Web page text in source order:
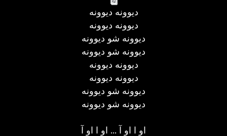
دیوونه دیوونه
دیوونه دیوونه
دیوونه شو دیوونه
دیوونه شو دیوونه
دیوونه دیوونه
دیوونه دیوونه
دیوونه شو دیوونه
دیوونه شو دیوونه
او ا او آ ... او ا او آ